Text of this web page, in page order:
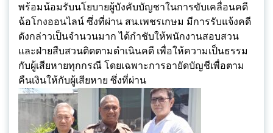
พร้อมน้อมรับนโยบายผู้บังคับบัญชาในการขับเคลื่อนคดี
ฉ้อโกงออนไลน์ ซึ่งที่ผ่าน สน.เพชรเกษม มีการรับแจ้งคดี
ดังกล่าวเป็นจำนวนมาก ได้กำชับให้พนักงานสอบสวน
และฝ่ายสืบสวนติดตามดำเนินคดี เพื่อให้ความเป็นธรรม
กับผู้เสียหายทุกกรณี โดยเฉพาะการอายัดบัญชีเพื่อตาม
คืนเงินให้กับผู้เสียหาย ซึ่งที่ผ่าน